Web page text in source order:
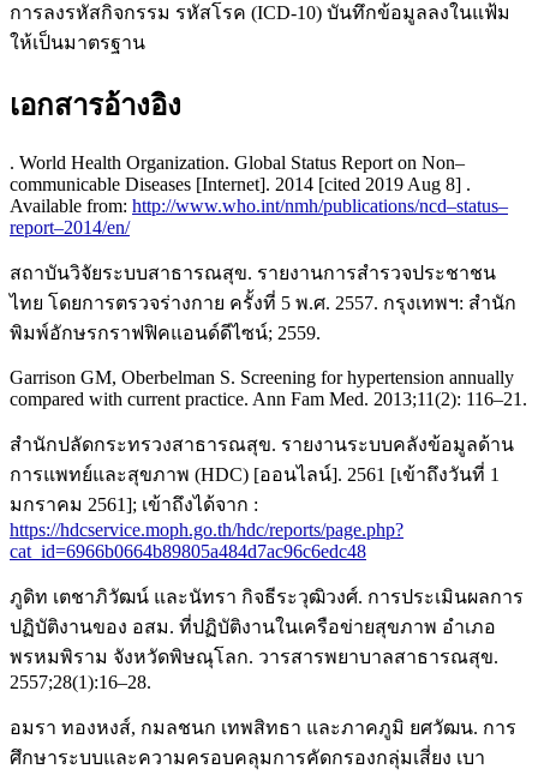
การลงรหัสกิจกรรม รหัสโรค (ICD-10) บันทึกข้อมูลลงในแฟ้ม
ให้เป็นมาตรฐาน
เอกสารอ้างอิง
. World Health Organization. Global Status Report on Non–
communicable Diseases [Internet]. 2014 [cited 2019 Aug 8] .
Available from: http://www.who.int/nmh/publications/ncd–status–
report–2014/en/
สถาบันวิจัยระบบสาธารณสุข. รายงานการสํารวจประชาชน
ไทย โดยการตรวจร่างกาย ครั้งที่ 5 พ.ศ. 2557. กรุงเทพฯ: สำนัก
พิมพ์อักษรกราฟฟิคแอนด์ดีไซน์; 2559.
Garrison GM, Oberbelman S. Screening for hypertension annually
compared with current practice. Ann Fam Med. 2013;11(2): 116–21.
สำนักปลัดกระทรวงสาธารณสุข. รายงานระบบคลังข้อมูลด้าน
การแพทย์และสุขภาพ (HDC) [ออนไลน์]. 2561 [เข้าถึงวันที่ 1
มกราคม 2561]; เข้าถึงได้จาก :
https://hdcservice.moph.go.th/hdc/reports/page.php?
cat_id=6966b0664b89805a484d7ac96c6edc48
ภูดิท เตชาภิวัฒน์ และนัทรา กิจธีระวุฒิวงศ์. การประเมินผลการ
ปฏิบัติงานของ อสม. ที่ปฏิบัติงานในเครือข่ายสุขภาพ อำเภอ
พรหมพิราม จังหวัดพิษณุโลก. วารสารพยาบาลสาธารณสุข.
2557;28(1):16–28.
อมรา ทองหงส์, กมลชนก เทพสิทธา และภาคภูมิ ยศวัฒน. การ
ศึกษาระบบและความครอบคลุมการคัดกรองกลุ่มเสี่ยง เบา